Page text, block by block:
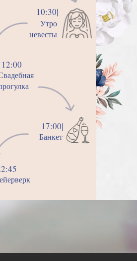
10:30|
Утро
невесты
12:00
17:00|
Банкет